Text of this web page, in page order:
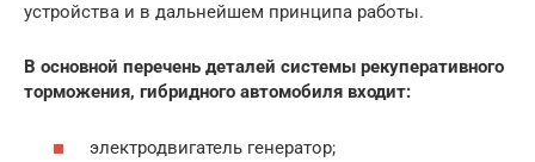
устройства и в дальнейшем принципа работы.
В основной перечень деталей системы рекуперативного
торможения, гибридного автомобиля входит:
электродвигатель генератор;